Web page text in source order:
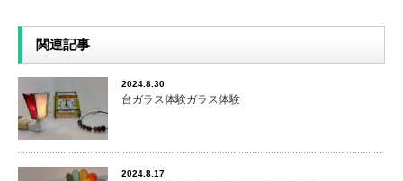
関連記事
2024.8.30
台ガラス体験ガラス体験
2024.8.17